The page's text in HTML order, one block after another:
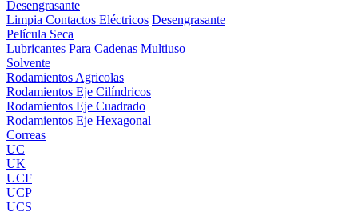
Desengrasante
Limpia Contactos Eléctricos Desengrasante
Película Seca
Lubricantes Para Cadenas Multiuso
Solvente
Rodamientos Agricolas
Rodamientos Eje Cilíndricos
Rodamientos Eje Cuadrado
Rodamientos Eje Hexagonal
Correas
UC
UK
UCF
UCP
UCS